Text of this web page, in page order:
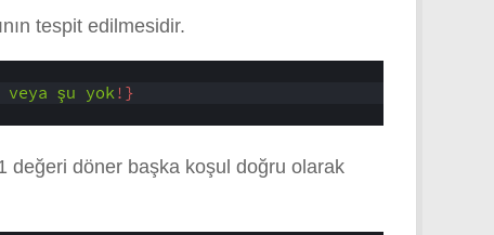
tespit edilmesidir.
veya şu yok!}
değeri döner başka koşul doğru olarak